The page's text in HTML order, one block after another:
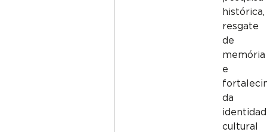
histórica,
resgate
de
memória
e
da
cultural